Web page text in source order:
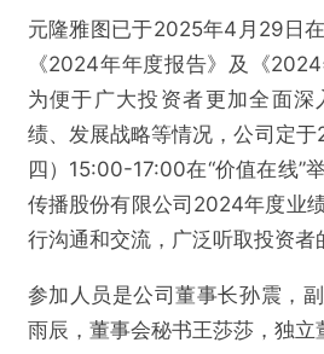
@雷达财经
元隆雅图被立案后累计换手率
披违法面临股民索赔
欺诈 色情
不实信息 违法犯罪
元隆雅图已于2025年4月29日
《2024年年度报告》及《
为便于广大投资者更加全面深
绩、发展战略等情况，公司定
四）15:00-17:00在“价值在线”
传播股份有限公司2024年度业
行沟通和交流，广泛听取投资者
参加人员是公司董事长孙震，
雨辰，董事会秘书王莎莎，独立